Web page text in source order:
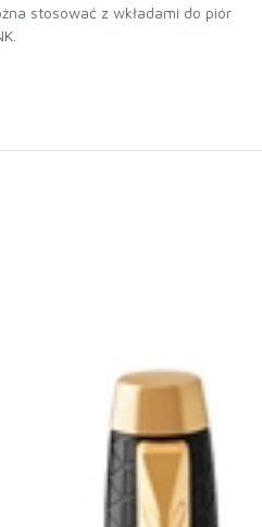
stosować z wkładami do piór